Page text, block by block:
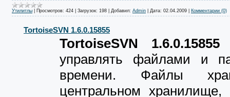
Утилитлы Просмотров: 424 Загрузок: 198 Добавил: Admin Дата: 02.04.2009 Комментарии (0)
TortoiseSVN 1.6.0.15855
TortoiseSVN 1.6.0.15855
управлять файлами и
времени. Файлы
центральном хранилище,